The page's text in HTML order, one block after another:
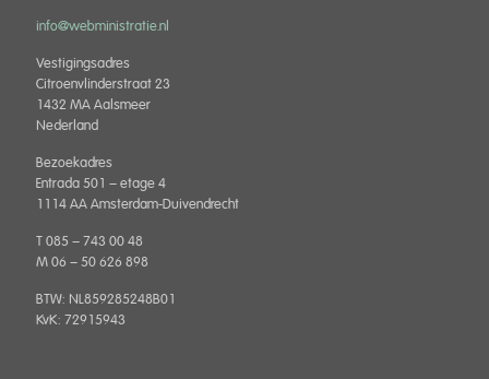
info@webministratie.nl
Vestigingsadres
Citroenvlinderstraat 23
1432 MA Aalsmeer
Nederland
Bezoekadres
Entrada 501 – etage 4
1114 AA Amsterdam-Duivendrecht
T 085 – 743 00 48
M 06 – 50 626 898
BTW: NL859285248B01
KvK: 72915943